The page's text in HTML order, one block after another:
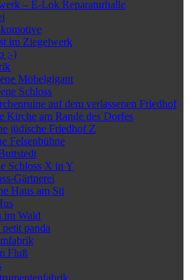
– E-Lok Reparaturhalle
im Ziegelwerk
;-)
Möbelgigant
Schloss
auf dem verlassenen Friedhof
Kirche am Rande des Dorfes
jüdische Friedhof Z
Felsenbühne
Schloss X in Y
Gärtnerei
Haus am Sti
im Wald
panda
Fluß